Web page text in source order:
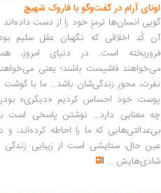
اونای آرام در گفت‌وگو با فاروک شهیچ‭
گویی انسان‌ها ترمزِ خود را از دست داده‌اند
آن کُدِ اخلاقی که نگهبان عقل سلیم
فروریخته است. در دنیای امروز،
می‌خواهند فاشیست باشند؛ یعنی
نفرت، محورِ زندگی‌شان باشد... ما با گوشت
پوست خود احساس کردیم «دیگری»
چه معنایی دارد... نوشتن پاسخی است
بی‌عدالتی‌هایی که ما را احاطه کرده‌اند، و
عین حال، ستایشی است از زیبایی زندگی
شادی‌هایش ...